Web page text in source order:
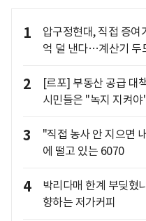
1
압구정현대, 직접 증여
억 덜 낸다…계산기 두
2
[르포] 부동산 공급 대
시민들은 "녹지 지켜야
3
"직접 농사 안 지으면
에 떨고 있는 6070
4
박리다매 한계 부딪혔
향하는 저가커피